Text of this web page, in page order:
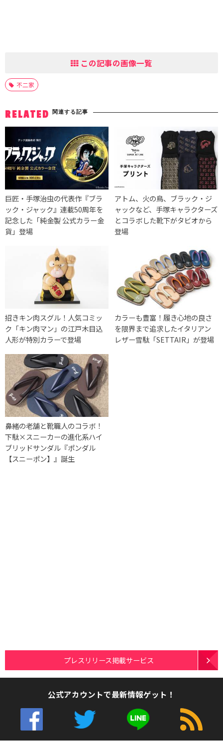
この記事の画像一覧
不二家
RELATED 関連する記事
巨匠・手塚治虫の代表作『ブラ
ック・ジャック』連載50周年を
記念した「純金製 公式カラー金
貨」登場
アトム、火の鳥、ブラック・ジ
ャックなど、手塚キャラクターズ
とコラボした靴下がタビオから
登場
招きキン肉スグル！人気コミッ
ク「キン肉マン」の江戸木目込
人形が特別カラーで登場
カラーも豊富！履き心地の良さ
を限界まで追求したイタリアン
レザー雪駄「SETTAIR」が登場
鼻緒の老舗と靴職人のコラボ！
下駄×スニーカーの進化系ハイ
ブリッドサンダル『ポンダル
【スニーポン】』誕生
プレスリリース掲載サービス
公式アカウントで最新情報ゲット！